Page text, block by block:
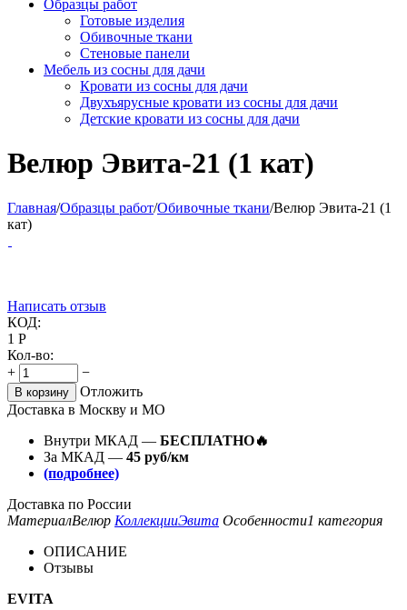
Образцы работ
Готовые изделия
Обивочные ткани
Стеновые панели
Мебель из сосны для дачи
Кровати из сосны для дачи
Двухъярусные кровати из сосны для дачи
Детские кровати из сосны для дачи
Велюр Эвита-21 (1 кат)
Главная/Образцы работ/Обивочные ткани/Велюр Эвита-21 (1
кат)
Написать отзыв
КОД:
1 Р
Кол-во:
+
−
В корзину
Отложить
Доставка в Москву и МО
Внутри МКАД — БЕСПЛАТНО🔥
За МКАД — 45 руб/км
(подробнее)
Доставка по России
МатериалВелюр КоллекцииЭвита Особенности1 категория
ОПИСАНИЕ
Отзывы
EVITA